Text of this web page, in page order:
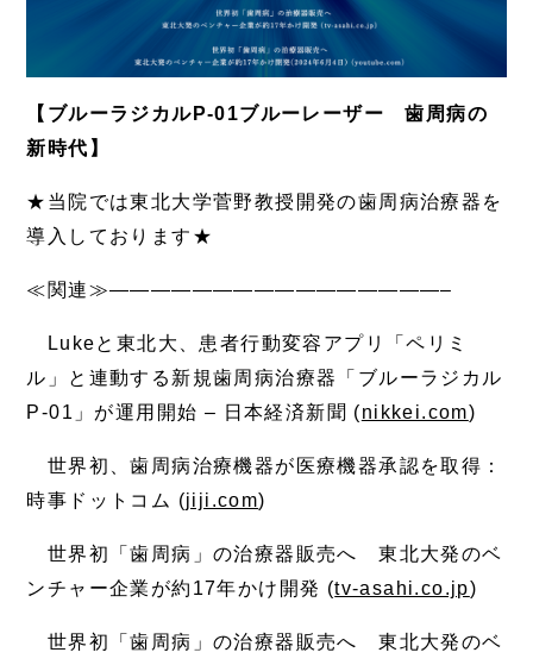
【ブルーラジカルP-01ブルーレーザー 歯周病の
新時代】
★当院では東北大学菅野教授開発の歯周病治療器を
導入しております★
≪関連≫————————————————–
Lukeと東北大、患者行動変容アプリ「ペリミ
ル」と連動する新規歯周病治療器「ブルーラジカル
P-01」が運用開始 – 日本経済新聞 (nikkei.com)
世界初、歯周病治療機器が医療機器承認を取得：
時事ドットコム (jiji.com)
世界初「歯周病」の治療器販売へ 東北大発のベ
ンチャー企業が約17年かけ開発 (tv-asahi.co.jp)
世界初「歯周病」の治療器販売へ 東北大発のベ